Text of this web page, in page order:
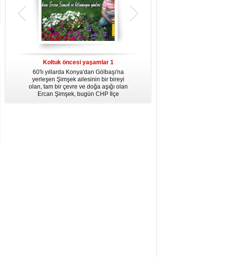
Koltuk öncesi yaşamlar 1
60'lı yıllarda Konya'dan Gölbaşı'na
yerleşen Şimşek ailesinin bir bireyi
olan, tam bir çevre ve doğa aşığı olan
Ercan Şimşek, bugün CHP İlçe
Başkanlığı yaptığı Gölbaşı'nda yaşam
Teşrik tekbiri nedir? Ne anlama gelir?